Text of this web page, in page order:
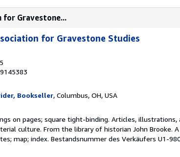
for Gravestone...
for Gravestone Studies
Bookseller, Columbus, OH, USA
on pages; square tight-binding. Articles, illustrations,
culture. From the library of historian John Brooke.
map; index. Bestandsnummer des Verkäufers U1-